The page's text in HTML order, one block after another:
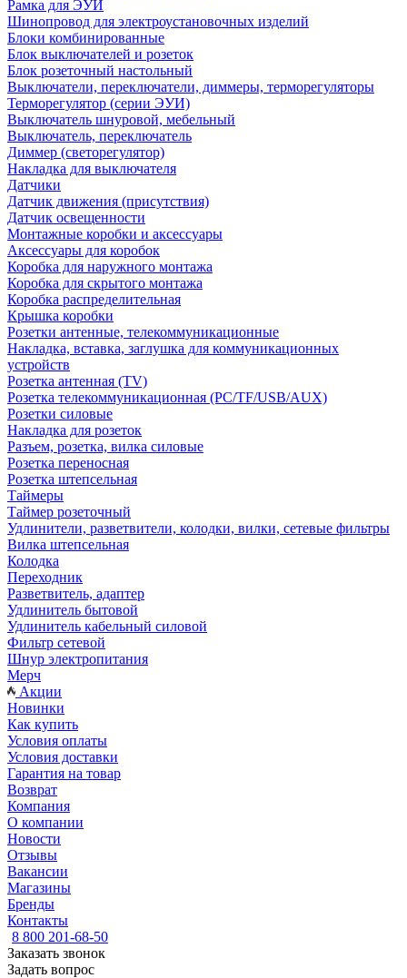
Рамка для ЭУИ
Шинопровод для электроустановочных изделий
Блоки комбинированные
Блок выключателей и розеток
Блок розеточный настольный
Выключатели, переключатели, диммеры, терморегуляторы
Терморегулятор (серии ЭУИ)
Выключатель шнуровой, мебельный
Выключатель, переключатель
Диммер (светорегулятор)
Накладка для выключателя
Датчики
Датчик движения (присутствия)
Датчик освещенности
Монтажные коробки и аксессуары
Аксессуары для коробок
Коробка для наружного монтажа
Коробка для скрытого монтажа
Коробка распределительная
Крышка коробки
Розетки антенные, телекоммуникационные
Накладка, вставка, заглушка для коммуникационных
устройств
Розетка антенная (TV)
Розетка телекоммуникационная (PC/TF/USB/AUX)
Розетки силовые
Накладка для розеток
Разъем, розетка, вилка силовые
Розетка переносная
Розетка штепсельная
Таймеры
Таймер розеточный
Удлинители, разветвители, колодки, вилки, сетевые фильтры
Вилка штепсельная
Колодка
Переходник
Разветвитель, адаптер
Удлинитель бытовой
Удлинитель кабельный силовой
Фильтр сетевой
Шнур электропитания
Мерч
Акции
Новинки
Как купить
Условия оплаты
Условия доставки
Гарантия на товар
Возврат
Компания
О компании
Новости
Отзывы
Вакансии
Магазины
Бренды
Контакты
8 800 201-68-50
Заказать звонок
Задать вопрос